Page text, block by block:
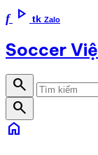
f play_arrow tk Zalo
Soccer
search
search
home